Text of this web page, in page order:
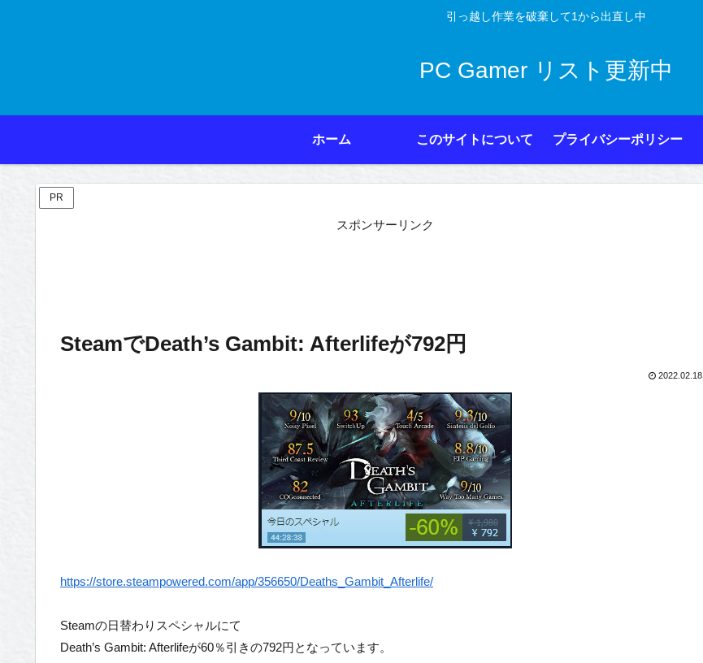
引っ越し作業を破棄して1から出直し中
PC Gamer リスト更新中
ホーム このサイトについて プライバシーポリシー
PR
スポンサーリンク
SteamでDeath’s Gambit: Afterlifeが792円
2022.02.18
https://store.steampowered.com/app/356650/Deaths_Gambit_Afterlife/
Steamの日替わりスペシャルにて
Death’s Gambit: Afterlifeが60％引きの792円となっています。